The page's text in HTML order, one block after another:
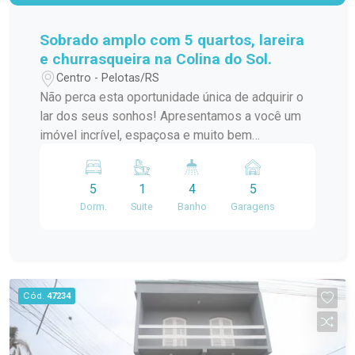
Sobrado amplo com 5 quartos, lareira
e churrasqueira na Colina do Sol.
Centro - Pelotas/RS
Não perca esta oportunidade única de adquirir o
lar dos seus sonhos! Apresentamos a você um
imóvel incrível, espaçosa e muito bem
praticidade e qualidade de vida para toda a sua
família. Com uma localização privilegiada e
detalhes que fazem toda a diferença, esta casa é
amplos dormitórios, sendo 1 suíte com closet,
oferecendo a privacidade e o conforto que você
merece. A distribuição dos quartos garante
espaço para todos, com ambientes arejados e
5
Dorm.
1
Suite
4
Banho
5
Garagens
Cód. 47234